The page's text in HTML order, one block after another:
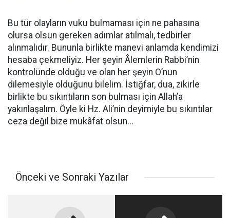
Bu tür olayların vuku bulmaması için ne pahasına
olursa olsun gereken adımlar atılmalı, tedbirler
alınmalıdır. Bununla birlikte manevi anlamda kendimizi
hesaba çekmeliyiz. Her şeyin Âlemlerin Rabbi’nin
kontrolünde olduğu ve olan her şeyin O’nun
dilemesiyle olduğunu bilelim. İstiğfar, dua, zikirle
birlikte bu sıkıntıların son bulması için Allah’a
yakınlaşalım. Öyle ki Hz. Ali’nin deyimiyle bu sıkıntılar
ceza değil bize mükâfat olsun...
Önceki ve Sonraki Yazılar